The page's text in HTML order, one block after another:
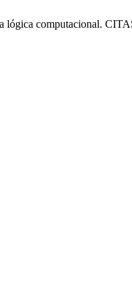
lógica computacional.